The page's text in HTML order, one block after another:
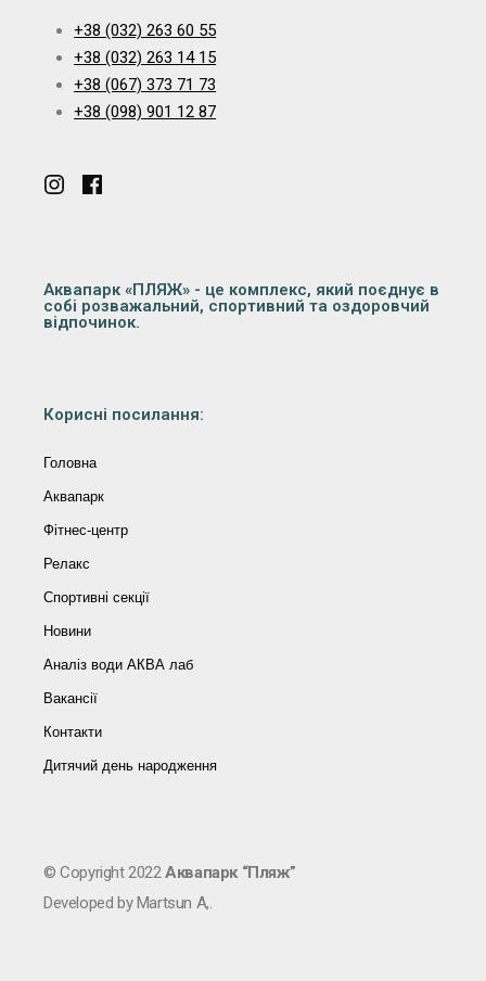
+38 (032) 263 60 55
+38 (032) 263 14 15
+38 (067) 373 71 73
+38 (098) 901 12 87
Аквапарк «ПЛЯЖ» - це комплекс, який поєднує в
собі розважальний, спортивний та оздоровчий
відпочинок.
Корисні посилання:
Головна
Аквапарк
Фітнес-центр
Релакс
Спортивні секції
Новини
Аналіз води АКВА лаб​
Вакансії
Контакти
Дитячий день народження
© Copyright 2022Аквапарк “Пляж”
Developed by Martsun A,.